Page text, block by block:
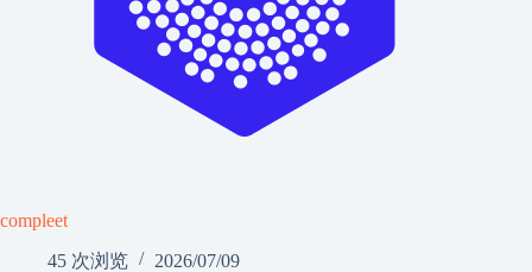
compleet
45 次浏览
2026/07/09